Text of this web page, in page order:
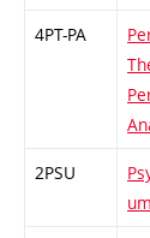
4PT-PA
2PSU